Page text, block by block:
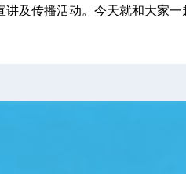
及传播活动。今天就和大家一